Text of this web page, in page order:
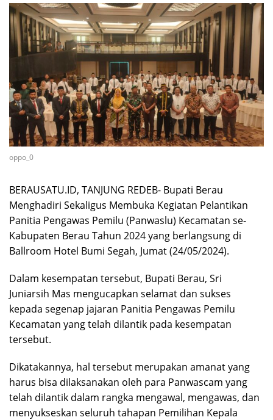
oppo_0
BERAUSATU.ID, TANJUNG REDEB- Bupati Berau
Menghadiri Sekaligus Membuka Kegiatan Pelantikan
Panitia Pengawas Pemilu (Panwaslu) Kecamatan se-
Kabupaten Berau Tahun 2024 yang berlangsung di
Ballroom Hotel Bumi Segah, Jumat (24/05/2024).
Dalam kesempatan tersebut, Bupati Berau, Sri
Juniarsih Mas mengucapkan selamat dan sukses
kepada segenap jajaran Panitia Pengawas Pemilu
Kecamatan yang telah dilantik pada kesempatan
tersebut.
Dikatakannya, hal tersebut merupakan amanat yang
harus bisa dilaksanakan oleh para Panwascam yang
telah dilantik dalam rangka mengawal, mengawas, dan
menyukseskan seluruh tahapan Pemilihan Kepala